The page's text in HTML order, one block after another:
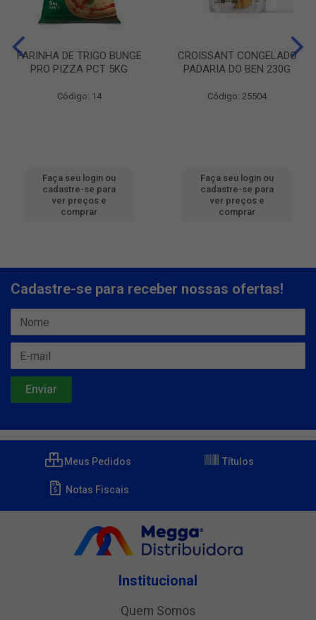
FARINHA DE TRIGO BUNGE
PRO PIZZA PCT 5KG
Código: 14
Faça seu login ou
cadastre-se para
ver preços e
comprar
CROISSANT CONGELADO
PADARIA DO BEN 230G
Código: 25504
Faça seu login ou
cadastre-se para
ver preços e
comprar
Cadastre-se para receber nossas ofertas!
Meus Pedidos Títulos
Notas Fiscais
Institucional
Quem Somos